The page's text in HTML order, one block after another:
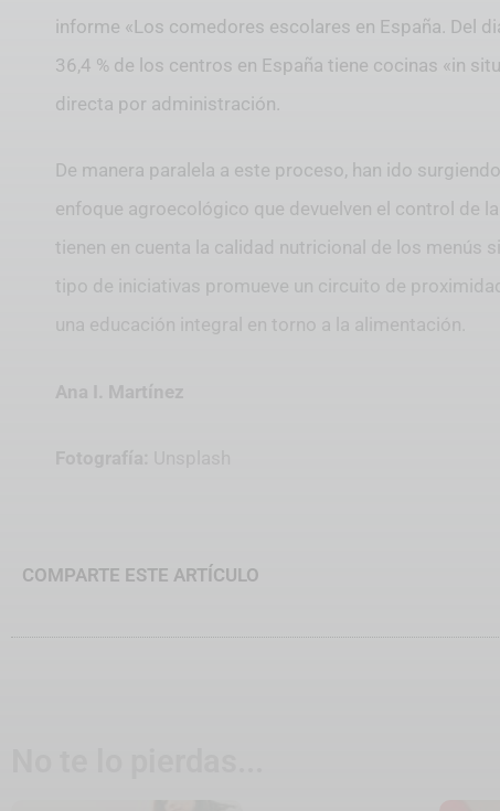
informe «Los comedores escolares en España. Del
36,4 % de los centros en España tiene cocinas «in
directa por administración.
De manera paralela a este proceso, han ido
enfoque agroecológico que devuelven el control de
tienen en cuenta la calidad nutricional de los menús
tipo de iniciativas promueve un circuito de
una educación integral en torno a la alimentación.
Ana I. Martínez
COMPARTE ESTE ARTÍCULO